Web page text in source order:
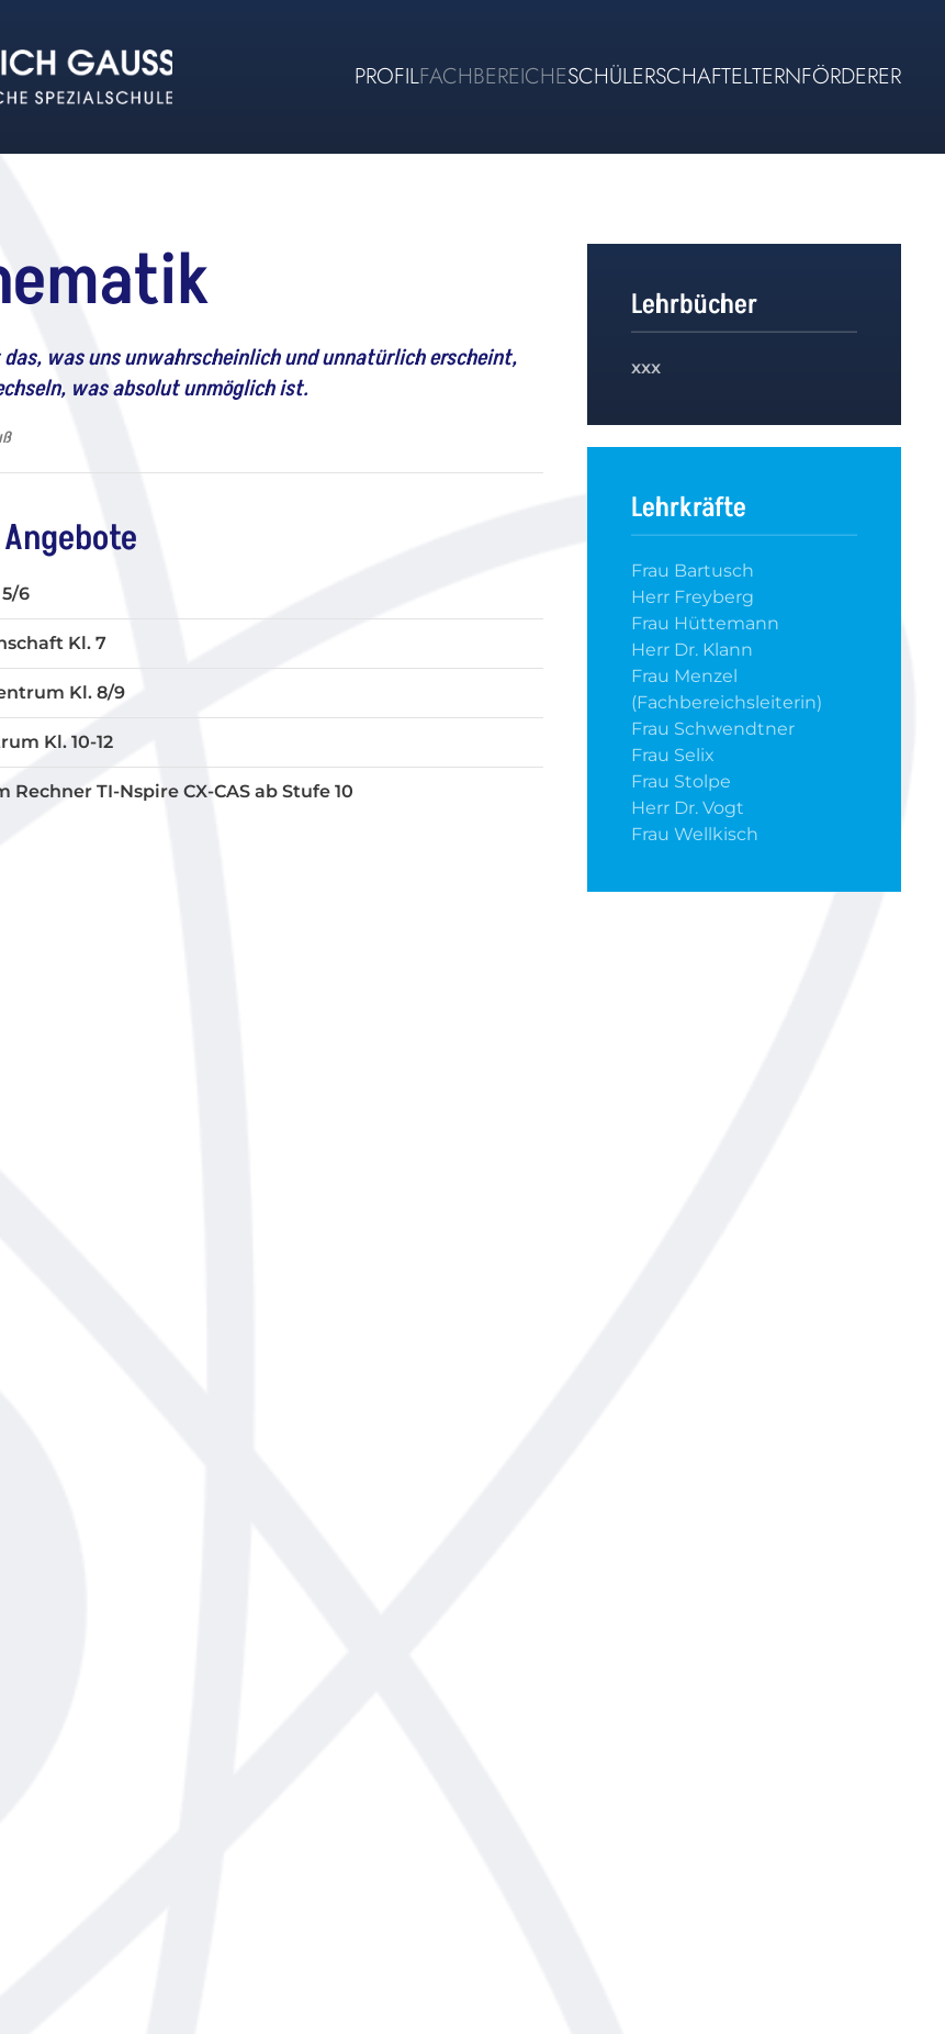
PROFILFACHBEREICHESCHÜLERSCHAFTELTERNFÖRDERER
was uns unwahrscheinlich und unnatürlich erscheint,
was absolut unmöglich ist.
6
Kl. 7
Kl. 8/9
Kl. 10-12
TI-Nspire CX-CAS ab Stufe 10
Lehrbücher
xxx
Lehrkräfte
Frau Bartusch
Herr Freyberg
Frau Hüttemann
Herr Dr. Klann
Frau Menzel
(Fachbereichsleiterin)
Frau Schwendtner
Frau Selix
Frau Stolpe
Herr Dr. Vogt
Frau Wellkisch